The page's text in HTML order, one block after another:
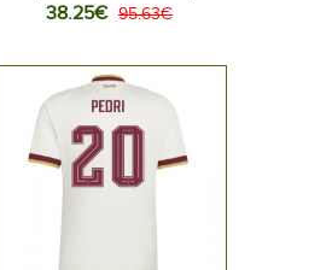
MM-kisat 2026 Lyhythihainen
38.25€ 95.63€